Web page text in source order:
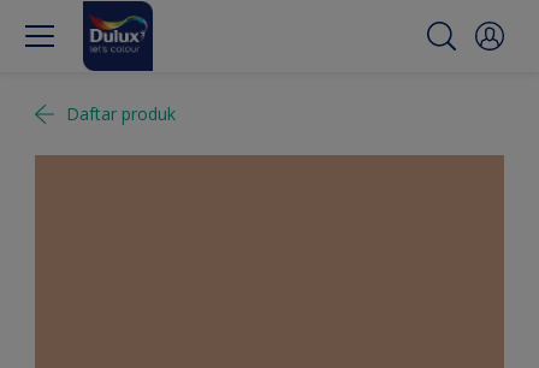
Daftar produk